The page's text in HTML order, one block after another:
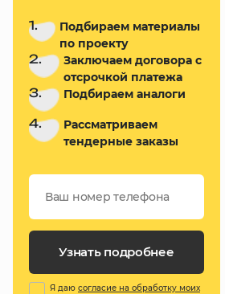
1.
Подбираем материалы
по проекту
2.
Заключаем договора с
отсрочкой платежа
3. Подбираем аналоги
4.
Рассматриваем
тендерные заказы
Узнать подробнее
Я даю согласие на обработку моих